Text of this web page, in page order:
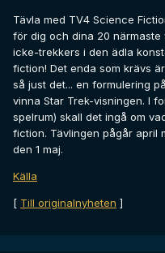
Tävla med TV4 Science
för dig och dina 20
icke-trekkers i den ädla
fiction! Det enda som krävs
så just det... en formulering
vinna Star Trek-visningen. I
spelrum) skall det ingå om
fiction. Tävlingen pågår april
den 1 maj.
Källa
[ Till originalnyheten ]